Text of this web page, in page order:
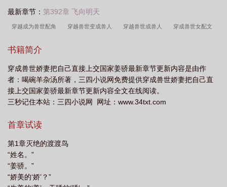
最新章节： 第392章 飞向明天
穿越成为兽世配角 穿越兽世变成兽人 穿越兽世成兽人 穿成兽世女配文
书籍简介
穿成兽世娇妻把自己直接上交国家姜骄最新章节更新内容是由作
者：喝碗羊杂汤所著，三四小说网免费提供穿成兽世娇妻把自己直
接上交国家姜骄最新章节更新内容全文在线阅读。
三秒记住本站：三四小说网 网址：www.34txt.com
首章试读
第1章灭绝的渡渡鸟
“姓名。”
“姜骄。”
“娇美的‘娇’？”